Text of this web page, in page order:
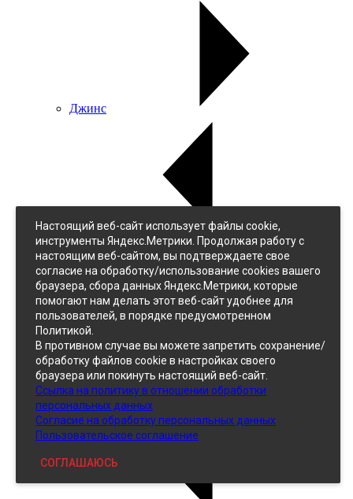
Джинс
Джинс
Однотонный
Принтованный
Кожзам
Настоящий веб-сайт использует файлы cookie,
инструменты Яндекс.Метрики. Продолжая работу с
настоящим веб-сайтом, вы подтверждаете свое
согласие на обработку/использование cookies вашего
браузера, сбора данных Яндекс.Метрики, которые
помогают нам делать этот веб-сайт удобнее для
пользователей, в порядке предусмотренном
Политикой.
В противном случае вы можете запретить сохранение/
обработку файлов cookie в настройках своего
браузера или покинуть настоящий веб-сайт.
Ссылка на политику в отношении обработки
персональных данных
Согласие на обработку персональных данных
Пользовательское соглашение
СОГЛАШАЮСЬ